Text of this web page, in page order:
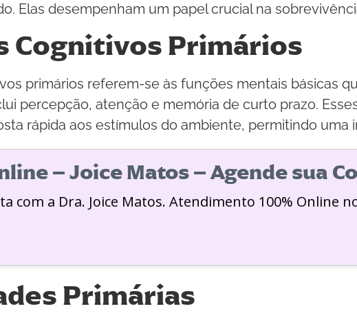
Elas desempenham um papel crucial na
Cognitivos Primários
primários referem-se às funções mentais básicas
percepção, atenção e memória de curto prazo.
rápida aos estímulos do ambiente, permitindo uma
– Joice Matos – Agende sua
com a Dra. Joice Matos. Atendimento 100% Online
Primárias